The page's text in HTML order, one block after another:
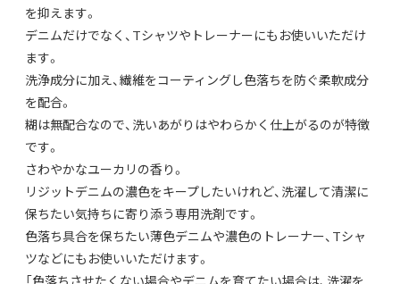
を抑えます。
デニムだけでなく、Tシャツやトレーナーにもお使いいただけ
ます。
洗浄成分に加え、繊維をコーティングし色落ちを防ぐ柔軟成分
を配合。
糊は無配合なので、洗いあがりはやわらかく仕上がるのが特徴
です。
さわやかなユーカリの香り。
リジットデニムの濃色をキープしたいけれど、洗濯して清潔に
保ちたい気持ちに寄り添う専用洗剤です。
色落ち具合を保ちたい薄色デニムや濃色のトレーナー、Tシャ
ツなどにもお使いいただけます。
「色落ちさせたくない場合やデニムを育てたい場合は、洗濯を